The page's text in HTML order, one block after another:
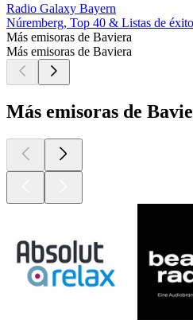
Radio Galaxy Bayern
Núremberg, Top 40 & Listas de
Más emisoras de Baviera
Más emisoras de Baviera
Más emisoras de